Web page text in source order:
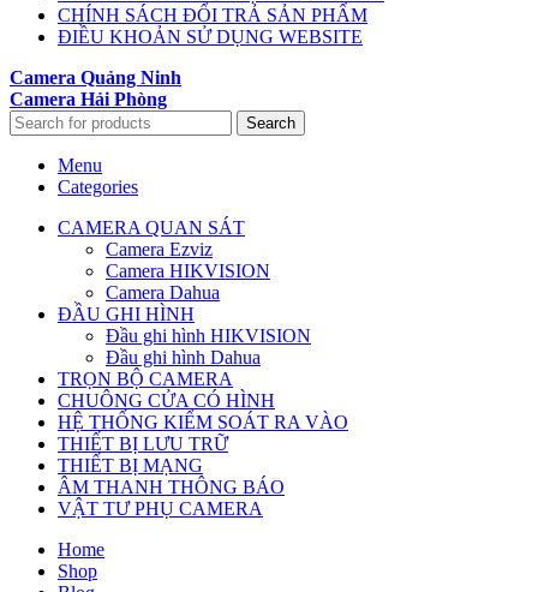
CHÍNH SÁCH ĐỔI TRẢ SẢN PHẨM
ĐIỀU KHOẢN SỬ DỤNG WEBSITE
Camera Quảng Ninh
Camera Hải Phòng
Search
Menu
Categories
CAMERA QUAN SÁT
Camera Ezviz
Camera HIKVISION
Camera Dahua
ĐẦU GHI HÌNH
Đầu ghi hình HIKVISION
Đầu ghi hình Dahua
TRỌN BỘ CAMERA
CHUÔNG CỬA CÓ HÌNH
HỆ THỐNG KIỂM SOÁT RA VÀO
THIẾT BỊ LƯU TRỮ
THIẾT BỊ MẠNG
ÂM THANH THÔNG BÁO
VẬT TƯ PHỤ CAMERA
Home
Shop